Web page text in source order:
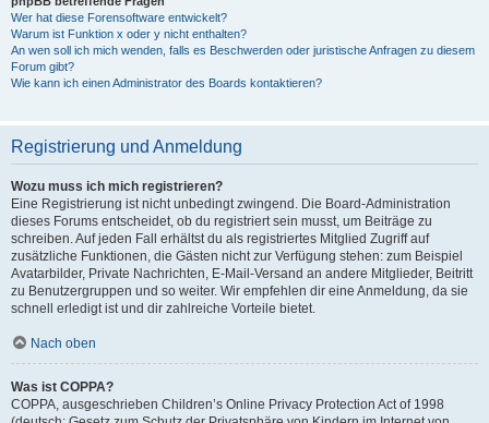
Wer hat diese Forensoftware entwickelt?
Warum ist Funktion x oder y nicht enthalten?
An wen soll ich mich wenden, falls es Beschwerden oder juristische Anfragen zu diesem
Forum gibt?
Wie kann ich einen Administrator des Boards kontaktieren?
Registrierung und Anmeldung
Wozu muss ich mich registrieren?
Eine Registrierung ist nicht unbedingt zwingend. Die Board-Administration
dieses Forums entscheidet, ob du registriert sein musst, um Beiträge zu
schreiben. Auf jeden Fall erhältst du als registriertes Mitglied Zugriff auf
zusätzliche Funktionen, die Gästen nicht zur Verfügung stehen: zum Beispiel
Avatarbilder, Private Nachrichten, E-Mail-Versand an andere Mitglieder, Beitritt
zu Benutzergruppen und so weiter. Wir empfehlen dir eine Anmeldung, da sie
schnell erledigt ist und dir zahlreiche Vorteile bietet.
Nach oben
Was ist COPPA?
COPPA, ausgeschrieben Children’s Online Privacy Protection Act of 1998